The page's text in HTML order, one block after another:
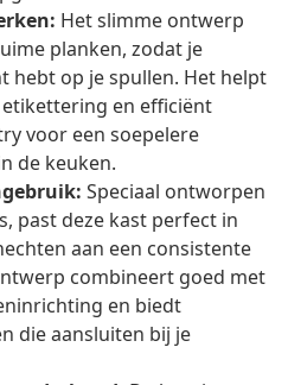
Het slimme ontwerp
planken, zodat je
hebt op je spullen. Het helpt
en efficiënt
voor een soepelere
de keuken.
Speciaal ontworpen
past deze kast perfect in
aan een consistente
combineert goed met
en biedt
die aansluiten bij je